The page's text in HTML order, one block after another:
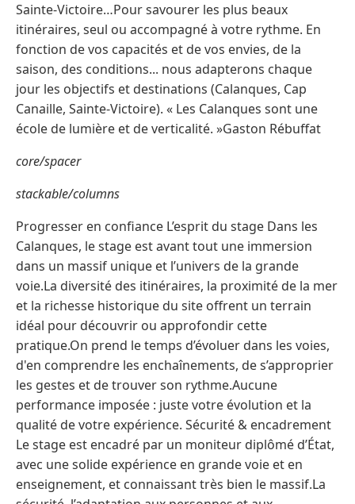
Sainte-Victoire…Pour savourer les plus beaux
itinéraires, seul ou accompagné à votre rythme. En
fonction de vos capacités et de vos envies, de la
saison, des conditions... nous adapterons chaque
jour les objectifs et destinations (Calanques, Cap
Canaille, Sainte-Victoire). « Les Calanques sont une
école de lumière et de verticalité. »Gaston Rébuffat
core/spacer
stackable/columns
Progresser en confiance L’esprit du stage Dans les
Calanques, le stage est avant tout une immersion
dans un massif unique et l’univers de la grande
voie.La diversité des itinéraires, la proximité de la mer
et la richesse historique du site offrent un terrain
idéal pour découvrir ou approfondir cette
pratique.On prend le temps d’évoluer dans les voies,
d'en comprendre les enchaînements, de s’approprier
les gestes et de trouver son rythme.Aucune
performance imposée : juste votre évolution et la
qualité de votre expérience. Sécurité & encadrement
Le stage est encadré par un moniteur diplômé d’État,
avec une solide expérience en grande voie et en
enseignement, et connaissant très bien le massif.La